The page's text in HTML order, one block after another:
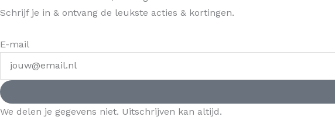
Schrijf je in & ontvang de leukste acties & kortingen.
E-mail
We delen je gegevens niet. Uitschrijven kan altijd.